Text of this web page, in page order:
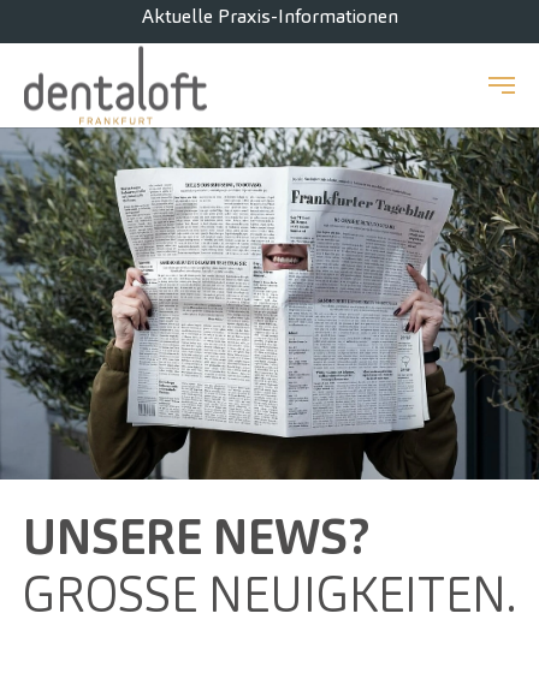
Zum Hauptinhalt springen
Aktuelle Praxis-Informationen
UNSERE NEWS?
GROSSE NEUIGKEITEN.